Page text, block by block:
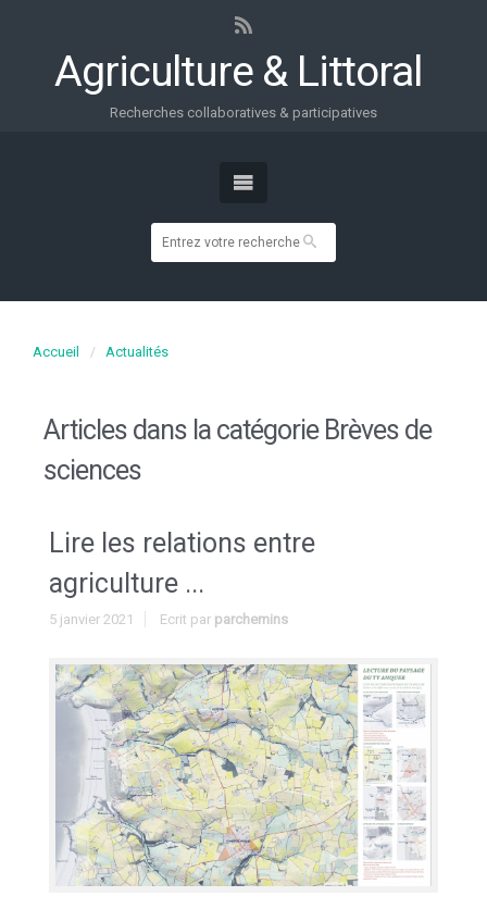
Agriculture & Littoral
Recherches collaboratives & participatives
Accueil Actualités
Articles dans la catégorie Brèves de
sciences
Lire les relations entre
agriculture ...
5 janvier 2021 Ecrit par parchemins